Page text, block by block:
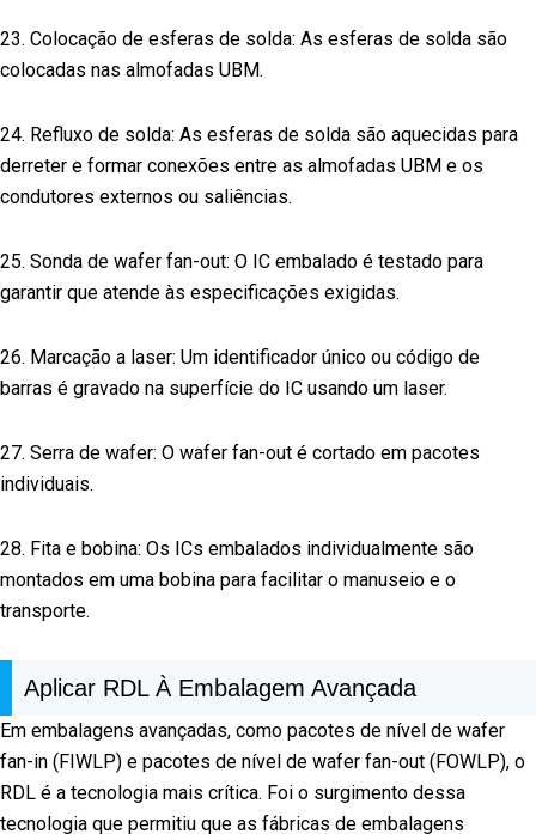
23. Colocação de esferas de solda: As esferas de solda são
colocadas nas almofadas UBM.
24. Refluxo de solda: As esferas de solda são aquecidas para
derreter e formar conexões entre as almofadas UBM e os
condutores externos ou saliências.
25. Sonda de wafer fan-out: O IC embalado é testado para
garantir que atende às especificações exigidas.
26. Marcação a laser: Um identificador único ou código de
barras é gravado na superfície do IC usando um laser.
27. Serra de wafer: O wafer fan-out é cortado em pacotes
individuais.
28. Fita e bobina: Os ICs embalados individualmente são
montados em uma bobina para facilitar o manuseio e o
transporte.
Aplicar RDL À Embalagem Avançada
Em embalagens avançadas, como pacotes de nível de wafer
fan-in (FIWLP) e pacotes de nível de wafer fan-out (FOWLP), o
RDL é a tecnologia mais crítica. Foi o surgimento dessa
tecnologia que permitiu que as fábricas de embalagens